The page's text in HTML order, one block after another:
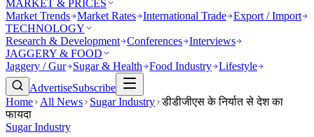
MARKET & PRICES
Market Trends Market Rates International Trade Export / Import
TECHNOLOGY
Research & Development Conferences Interviews
JAGGERY & FOOD
Jaggery / Gur
Sugar & Health Food Industry Lifestyle
AdvertiseSubscribe
Home
All News Sugar Industry डीडीजीएस के निर्यात से देश का
फायदा
Sugar Industry